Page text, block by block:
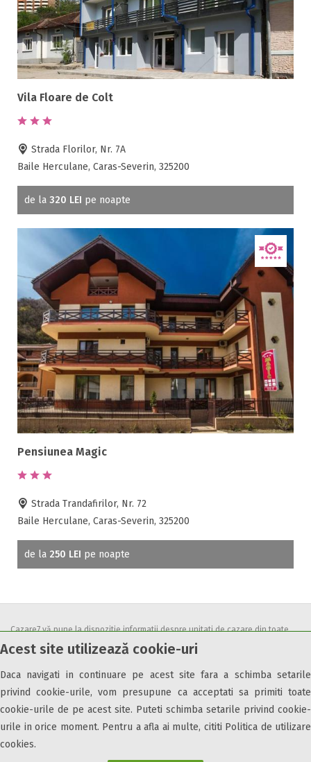
Acest site utilizează cookie-uri
Daca navigati in continuare pe acest site fara a schimba setarile
privind cookie-urile, vom presupune ca acceptati sa primiti toate
cookie-urile de pe acest site. Puteti schimba setarile privind cookie-
urile in orice moment. Pentru a afla ai multe, cititi Politica de utilizare
cookies.
Vila Floare de Colt
Strada Florilor, Nr. 7A
Baile Herculane, Caras-Severin, 325200
de la 320 LEI pe noapte
Pensiunea Magic
Strada Trandafirilor, Nr. 72
Baile Herculane, Caras-Severin, 325200
de la 250 LEI pe noapte
Cazare7 vă pune la dispozitie informatii despre unitati de cazare din toate
zonele turistice, oferte speciale, rezervari online.
condițiile